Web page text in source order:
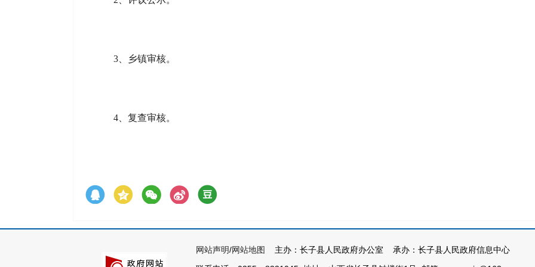
3、 乡镇审核。
4、 复查审核。
网站声明/网站地图
主办：长子县人民政府办公室 承办：长子县人民政府信息中心